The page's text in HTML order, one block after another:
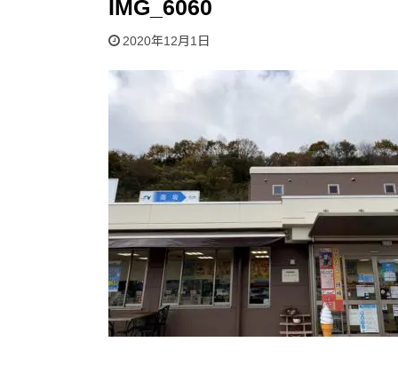
IMG_6060
2020年12月1日